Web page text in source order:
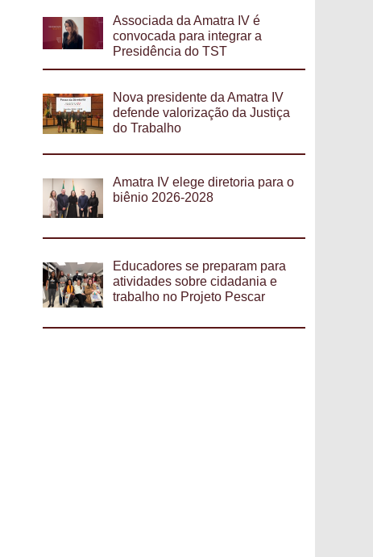
Associada da Amatra IV é
convocada para integrar a
Presidência do TST
Nova presidente da Amatra IV
defende valorização da Justiça
do Trabalho
Amatra IV elege diretoria para o
biênio 2026-2028
Educadores se preparam para
atividades sobre cidadania e
trabalho no Projeto Pescar